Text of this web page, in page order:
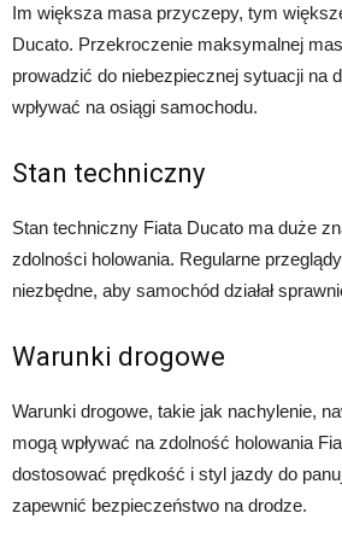
Im większa masa przyczepy, tym
Ducato. Przekroczenie maksymalnej
prowadzić do niebezpiecznej sytuacji na
wpływać na osiągi samochodu.
Stan techniczny
Stan techniczny Fiata Ducato ma duże
zdolności holowania. Regularne
niezbędne, aby samochód działał
Warunki drogowe
Warunki drogowe, takie jak nachylenie,
mogą wpływać na zdolność holowania
dostosować prędkość i styl jazdy do
zapewnić bezpieczeństwo na drodze.